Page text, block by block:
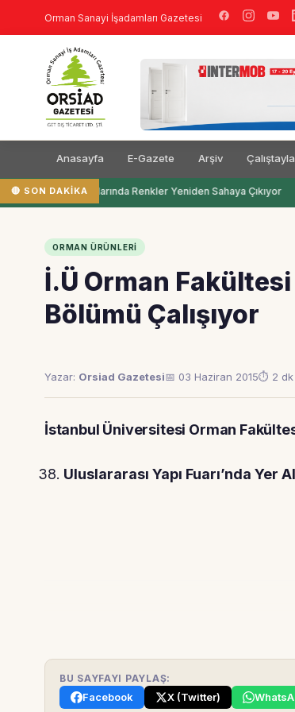
Orman Sanayi İşadamları Gazetesi
Anasayfa E-Gazete Arşiv
🔴 SON DAKIKA
Çocuk Odalarında Renkler Yeniden Sahaya Çıkıyor
ORMAN ÜRÜNLERI
İ.Ü Orman
Bölümü Çalışıyor
Yazar: Orsiad Gazetesi📅 03 Haziran 2015⏱ 2 dk
İstanbul Üniversitesi Orman
Uluslararası Yapı Fuarı’nda Yer
BU SAYFAYI PAYLAŞ:
Facebook X (Twitter)